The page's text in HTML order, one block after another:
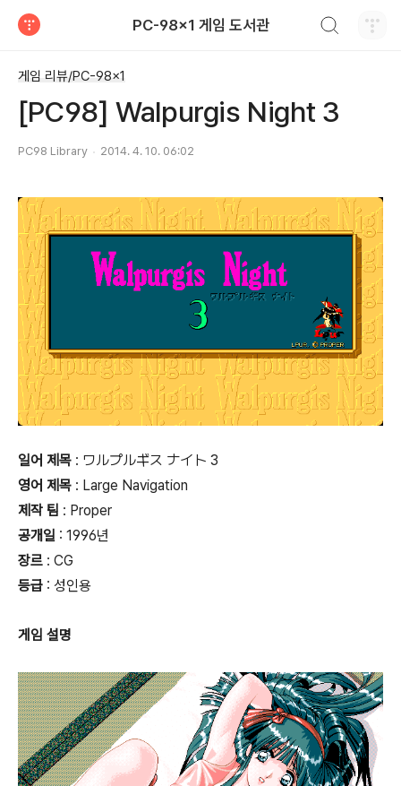
PC-98x1 게임 도서관
게임 리뷰/PC-98x1
[PC98] Walpurgis Night 3
PC98 Library 2014. 4. 10. 06:02
일어 제목 : ワルプルギス ナイト 3
영어 제목 : Large Navigation
제작 팀 : Proper
공개일 : 1996년
장르 : CG
등급 : 성인용
게임 설명